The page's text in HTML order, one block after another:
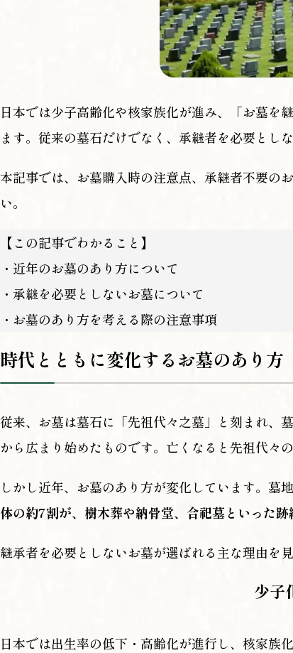
日本では少子高齢化や核家族化が進み、「お墓を
ます。従来の墓石だけでなく、承継者を必要とし
本記事では、お墓購入時の注意点、承継者不要の
い。
【この記事でわかること】
・近年のお墓のあり方について
・承継を必要としないお墓について
・お墓のあり方を考える際の注意事項
時代とともに変化するお墓のあり方
従来、お墓は墓石に「先祖代々之墓」と刻まれ、
から広まり始めたものです。亡くなると先祖代々
しかし近年、お墓のあり方が変化しています。墓
体の約7割が、樹木葬や納骨堂、合祀墓といった
継承者を必要としないお墓が選ばれる主な理由を
少子
日本では出生率の低下・高齢化が進行し、核家族